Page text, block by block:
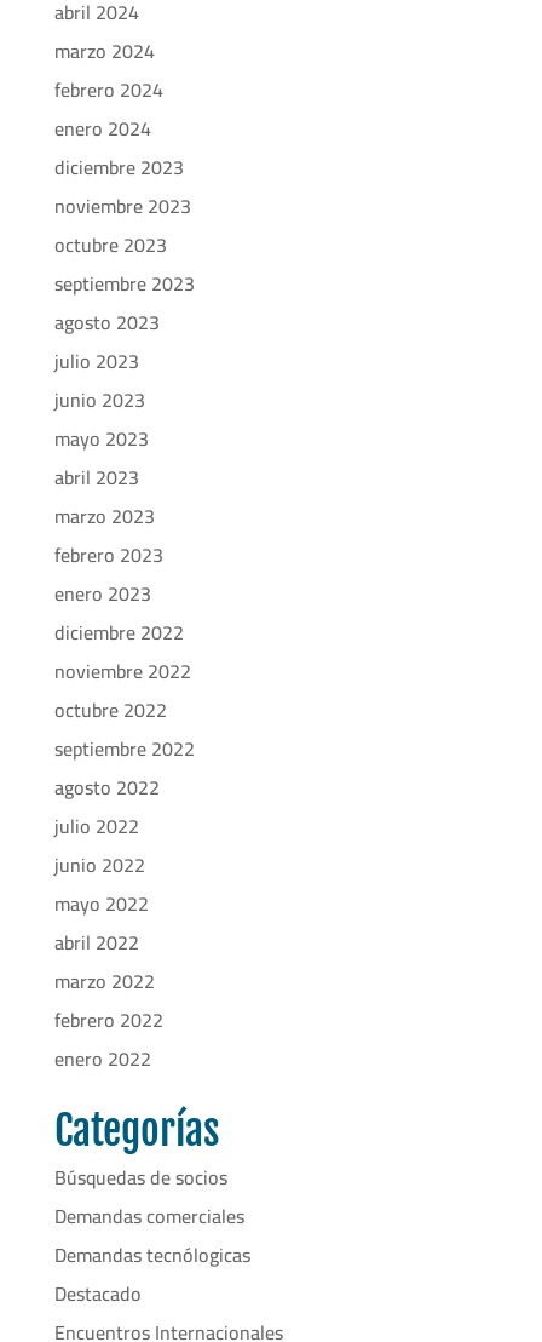
abril 2024
marzo 2024
febrero 2024
enero 2024
diciembre 2023
noviembre 2023
octubre 2023
septiembre 2023
agosto 2023
julio 2023
junio 2023
mayo 2023
abril 2023
marzo 2023
febrero 2023
enero 2023
diciembre 2022
noviembre 2022
octubre 2022
septiembre 2022
agosto 2022
julio 2022
junio 2022
mayo 2022
abril 2022
marzo 2022
febrero 2022
enero 2022
Categorías
Búsquedas de socios
Demandas comerciales
Demandas tecnólogicas
Destacado
Encuentros Internacionales